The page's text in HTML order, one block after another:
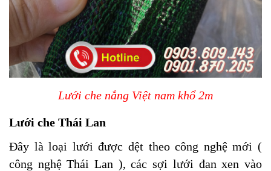
Lưới che nắng Việt nam khổ 2m
Lưới che Thái Lan
Đây là loại lưới được dệt theo công nghệ mới (
công nghệ Thái Lan ), các sợi lưới đan xen vào